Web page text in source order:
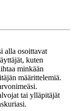
alla osoittavat
kuten
minkään
määrittelemiä.
tai ylläpitäjät